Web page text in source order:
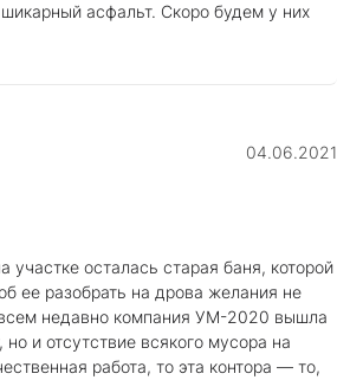
асфальт. Скоро будем у них
04.06.2021
осталась старая баня, которой
ее разобрать на дрова желания не
недавно компания УМ-2020 вышла
и отсутствие всякого мусора на
работа, то эта контора — то,